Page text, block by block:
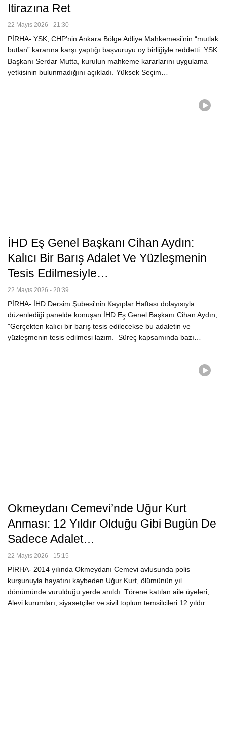
Itirazına Ret
22 Mayıs 2026 - 21:30
PİRHA- YSK, CHP’nin Ankara Bölge Adliye Mahkemesi’nin “mutlak
butlan” kararına karşı yaptığı başvuruyu oy birliğiyle reddetti. YSK
Başkanı Serdar Mutta, kurulun mahkeme kararlarını uygulama
yetkisinin bulunmadığını açıkladı. Yüksek Seçim…
İHD Eş Genel Başkanı Cihan Aydın:
Kalıcı Bir Barış Adalet Ve Yüzleşmenin
Tesis Edilmesiyle…
22 Mayıs 2026 - 20:39
PİRHA- İHD Dersim Şubesi'nin Kayıplar Haftası dolayısıyla
düzenlediği panelde konuşan İHD Eş Genel Başkanı Cihan Aydın,
"Gerçekten kalıcı bir barış tesis edilecekse bu adaletin ve
yüzleşmenin tesis edilmesi lazım. Süreç kapsamında bazı…
Okmeydanı Cemevi’nde Uğur Kurt
Anması: 12 Yıldır Olduğu Gibi Bugün De
Sadece Adalet…
22 Mayıs 2026 - 15:15
PİRHA- 2014 yılında Okmeydanı Cemevi avlusunda polis
kurşunuyla hayatını kaybeden Uğur Kurt, ölümünün yıl
dönümünde vurulduğu yerde anıldı. Törene katılan aile üyeleri,
Alevi kurumları, siyasetçiler ve sivil toplum temsilcileri 12 yıldır…